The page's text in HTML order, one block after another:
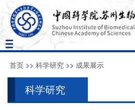
Toggle
navigation
首页 >> 科学研究 >> 成果展示
科学研究